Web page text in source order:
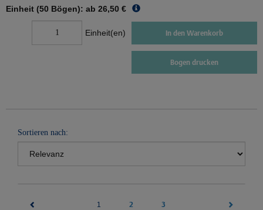
Einheit (50 Bögen): ab 26,50 €
Einheit(en) In den Warenkorb
Bogen drucken
Sortieren nach:
1 2 3